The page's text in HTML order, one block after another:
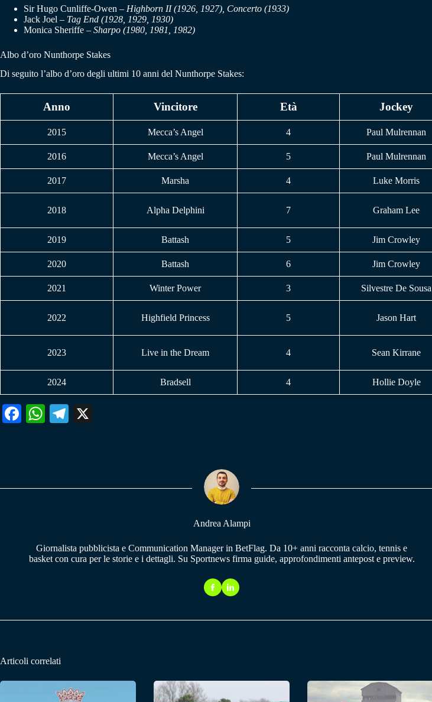
Sir Hugo Cunliffe-Owen – Highborn II (1926, 1927), Concerto (1933)
Jack Joel – Tag End (1928, 1929, 1930)
Monica Sheriffe – Sharpo (1980, 1981, 1982)
Albo d’oro Nunthorpe Stakes
Di seguito l’albo d’oro degli ultimi 10 anni del Nunthorpe Stakes:
Anno Vincitore Età Jockey
2015 Mecca’s Angel 4 Paul Mulrennan
2016 Mecca’s Angel 5 Paul Mulrennan
2017 Marsha 4 Luke Morris
2018 Alpha Delphini 7 Graham Lee
2019 Battash 5 Jim Crowley
2020 Battash 6 Jim Crowley
2021 Winter Power 3 Silvestre De Sousa
2022 Highfield Princess 5 Jason Hart
2023 Live in the Dream 4 Sean Kirrane
2024 Bradsell 4 Hollie Doyle
Fa W
pp
Te
m
Andrea Alampi
Giornalista pubblicista e Communication Manager in BetFlag. Da 10+ anni racconta calcio, tennis e
basket con cura per le storie e i dettagli. Su Sportnews firma guide, approfondimenti antepost e preview.
Articoli correlati